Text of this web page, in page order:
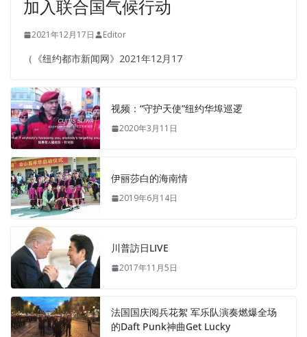
加入联合国气候行动
2021年12月17日 Editor
（《纽约都市新闻网》2021年12月17
视频：“守护天使”纽约华埠巡逻
2020年3月11日
伊丽莎白的海南情
2019年6月14日
川普訪日LIVE
2017年11月5日
法国国庆阅兵花絮 军乐队演奏燃爆全场
的Daft Punk神曲Get Lucky